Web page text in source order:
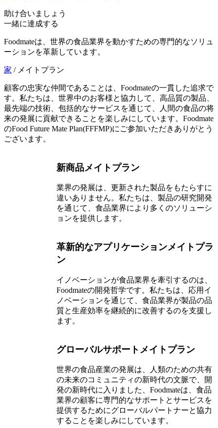
助け合いましょう
一緒に達成する
Foodmateは、世界の食品業界を動かすための専門的なソリュ
ーションを革新しています。
家 / メイトプラン
顧客の忠実な仲間であることは、Foodmateの一貫した追求で
す。私たちは、世界中のお客様と協力して、高品質の製品、
最先端の技術、包括的なサービスを通じて、人間の食品の将
来の発展に貢献できることを楽しみにしています。Foodmate
のFood Future Mate Plan(FFFMP)にご参加いただきありがとう
ございます。
新商品メイトプラン
業界の発展は、更新された製品をもたらすに
違いありません。私たちは、製品の研究開発
を通じて、食品業界により多くのソリューシ
ョンを提供します。
革新的なアプリケーションメイトプラ
ン
イノベーションが食品業界を牽引するのは、
Foodmateの開発哲学です。私たちは、応用イ
ノベーションを通じて、食品業界が製品の品
質と生産効率を継続的に改善するのを支援し
ます。
グローバルサポートメイトプラン
世界の食品産業の発展は、人類のための共有
の未来のコミュニティの新時代の文脈で、開
発の新時代に入りました、Foodmateは、食品
業界の顧客に専門的なサポートとサービスを
提供するためにグローバルパートナーと協力
することを楽しみにしています。